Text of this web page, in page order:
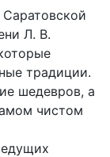
Л. В.
традиции.
шедевров, а
чистом